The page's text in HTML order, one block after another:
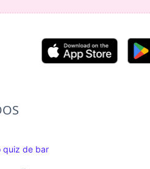
quiz de bar